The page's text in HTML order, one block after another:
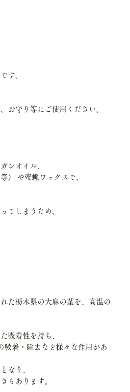
す。
お守り等にご使用ください。
ンオイル、
） や蜜蝋ワックスで、
てしまうため、
た栃木県の大麻の茎を、高温の
吸着性を持ち、
吸着・除去など様々な作用があ
なり、
もあります。